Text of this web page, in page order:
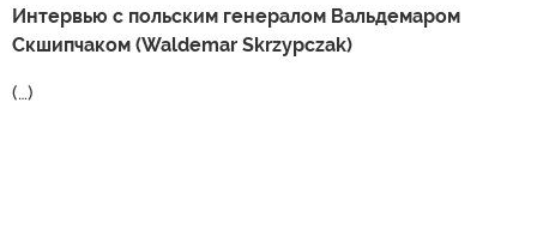
Интервью с польским генералом Вальдемаром
Скшипчаком (Waldemar Skrzypczak)
(…)